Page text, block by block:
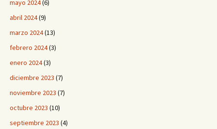
mayo 2024(6)
abril 2024(9)
marzo 2024(13)
febrero 2024(3)
enero 2024(3)
diciembre 2023 (7)
noviembre 2023 (7)
octubre 2023 (10)
septiembre 2023 (4)